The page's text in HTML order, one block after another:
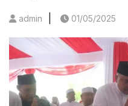
admin 01/05/2025